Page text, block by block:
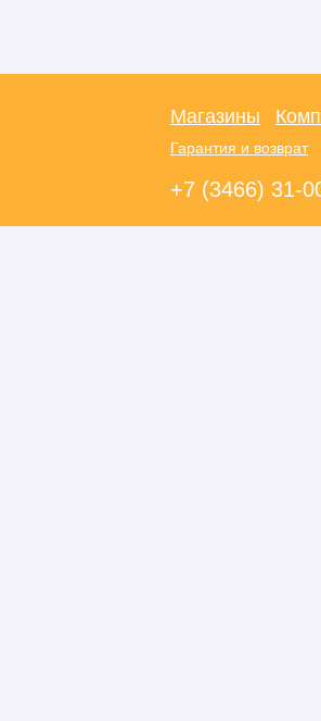
Магазины
Гарантия и возврат
+7 (3466) 31-